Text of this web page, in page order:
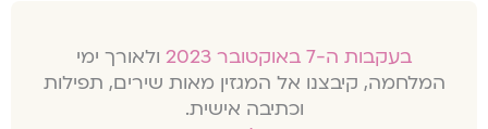
בעקבות ה-7 באוקטובר 2023
ולאורך ימי
המלחמה, קיבצנו אל המגזין מאות שירים, תפילות
וכתיבה אישית.